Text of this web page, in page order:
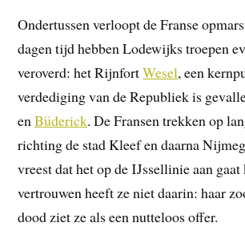
Ondertussen verloopt de Franse
dagen tijd hebben Lodewijks troepen
veroverd: het RijnfortWesel, een
verdediging van de Republiek is
enBüderick. De Fransen trekken op
richting de stad Kleef en daarna
vreest dat het op de IJssellinie aan
vertrouwen heeft ze niet daarin: haar
dood ziet ze als een nutteloos offer.